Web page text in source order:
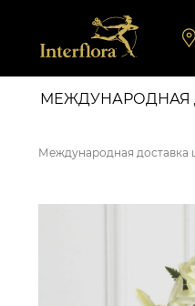
МЕЖДУНАРОДНАЯ
Международная доставка